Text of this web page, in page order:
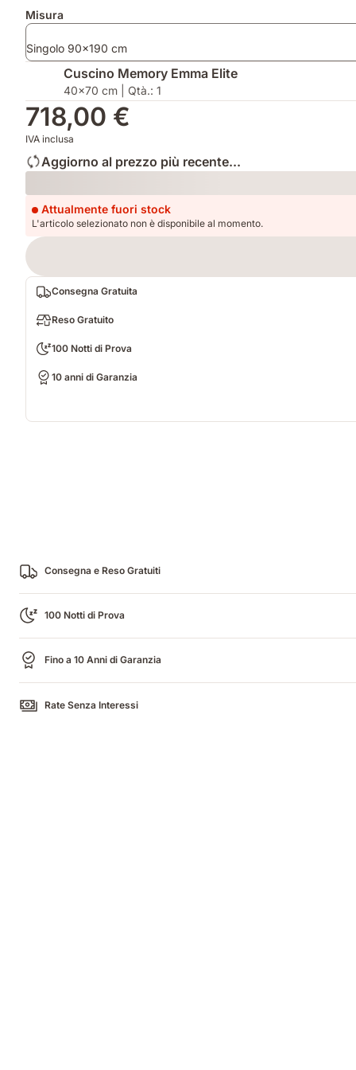
Misura
Singolo 90x190 cm
Cuscino Memory Emma Elite
40x70 cm | Qtà.: 1
718,00 €
IVA inclusa
Aggiorno al prezzo più recente...
Loading
Attualmente fuori stock
L'articolo selezionato non è disponibile al momento.
Consegna Gratuita
Reso Gratuito
100 Notti di Prova
10 anni di Garanzia
Consegna e Reso Gratuiti
100 Notti di Prova
Fino a 10 Anni di Garanzia
Rate Senza Interessi